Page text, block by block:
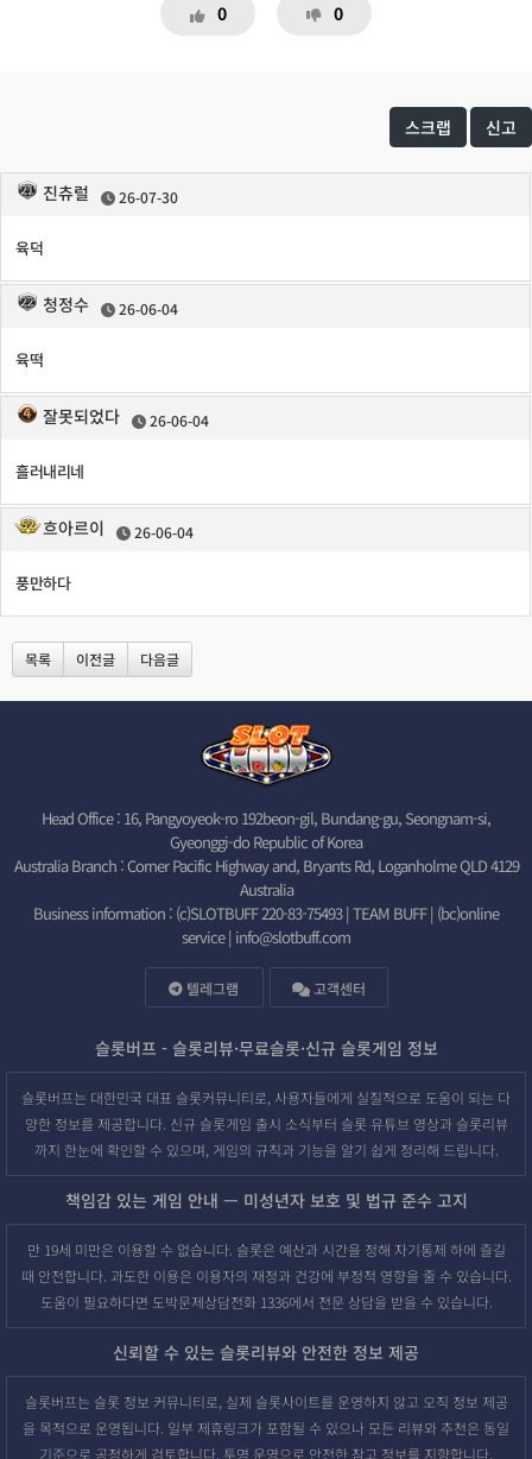
0 0
스크랩 신고
진츄럴 26-07-30
육덕
청정수 26-06-04
육떡
잘못되었다 26-06-04
흘러내리네
흐아르이 26-06-04
풍만하다
목록 이전글 다음글
Head Office : 16, Pangyoyeok-ro 192beon-gil, Bundang-gu, Seongnam-si,
Gyeonggi-do Republic of Korea
Australia Branch : Corner Pacific Highway and, Bryants Rd, Loganholme QLD 4129
Australia
Business information : (c)SLOTBUFF 220-83-75493 | TEAM BUFF | (bc)online
service | info@slotbuff.com
텔레그램 고객센터
슬롯버프 - 슬롯리뷰·무료슬롯·신규 슬롯게임 정보
슬롯버프는 대한민국 대표 슬롯커뮤니티로, 사용자들에게 실질적으로 도움이 되는 다
양한 정보를 제공합니다. 신규 슬롯게임 출시 소식부터 슬롯 유튜브 영상과 슬롯리뷰
까지 한눈에 확인할 수 있으며, 게임의 규칙과 기능을 알기 쉽게 정리해 드립니다.
책임감 있는 게임 안내 — 미성년자 보호 및 법규 준수 고지
만 19세 미만은 이용할 수 없습니다. 슬롯은 예산과 시간을 정해 자기통제 하에 즐길
때 안전합니다. 과도한 이용은 이용자의 재정과 건강에 부정적 영향을 줄 수 있습니다.
도움이 필요하다면 도박문제상담전화 1336에서 전문 상담을 받을 수 있습니다.
신뢰할 수 있는 슬롯리뷰와 안전한 정보 제공
슬롯버프는 슬롯 정보 커뮤니티로, 실제 슬롯사이트를 운영하지 않고 오직 정보 제공
을 목적으로 운영됩니다. 일부 제휴링크가 포함될 수 있으나 모든 리뷰와 추천은 동일
기준으로 공정하게 검토합니다. 투명 운영으로 안전한 참고 정보를 지향합니다.